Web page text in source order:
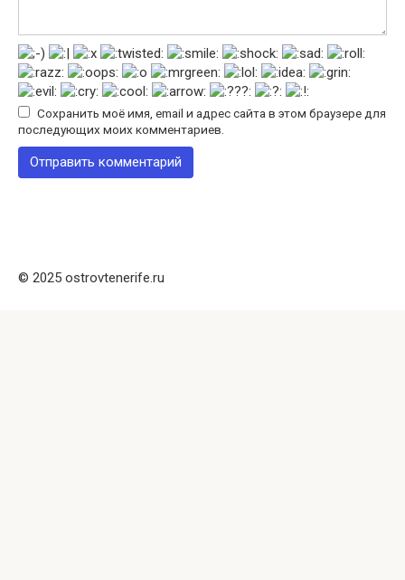
Сохранить моё имя, email и адрес сайта в этом браузере для
последующих моих комментариев.
© 2025 ostrovtenerife.ru